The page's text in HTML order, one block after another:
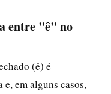
entre "ê" no
(ê) é
em alguns casos,